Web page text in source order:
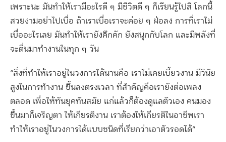
เพราะนะ มันทำให้เรามีอะไรดี ๆ มีชีวิตดี ๆ ก็เรียนรู้ไปสิ โลกนี้
สวยงามอย่าไปเบื่อ ถ้าเราเบื่อเราจะค่อย ๆ ฝ่อลง การที่เราไม่
เบื่ออะไรเลย มันทำให้เรายังคึกคัก ยังสนุกกับโลก และมีพลังที่
จะตื่นมาทำงานในทุก ๆ วัน
“สิ่งที่ทำให้เราอยู่ในวงการได้นานคือ เราไม่เคยเบี้ยวงาน มีวินัย
สูงในการทำงาน ขึ้นลงตรงเวลา ที่สำคัญคือเรายังต่อเพลง
ตลอด เพื่อให้ทันยุคทันสมัย แก่แล้วก็ต้องดูแลตัวเอง คนมอง
ขึ้นมาก็เจริญตา ให้เกียรติงาน เราต้องให้เกียรติในอาชีพเรา
ทำให้เราอยู่ในวงการได้แบบชนิดที่เรียกว่าเอาตัวรอดได้”